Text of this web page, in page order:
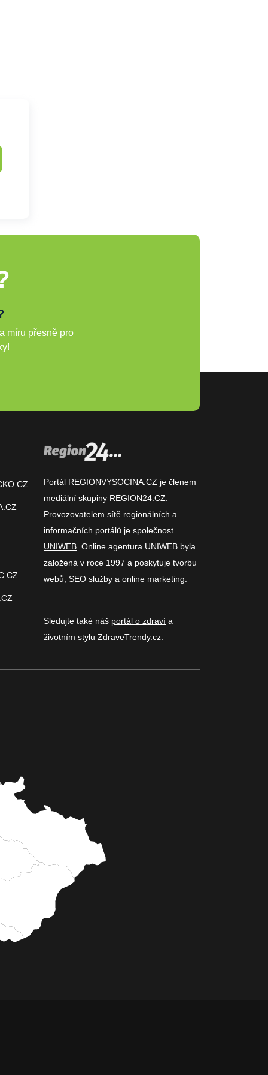
míru přesně pro
Portál REGIONVYSOCINA.CZ je členem
mediální skupiny REGION24.CZ
Provozovatelem sítě regionálních a
informačních portálů je společnost
UNIWEB . Online agentura UNIWEB byla
založená v roce 1997 a poskytuje tvorbu
webů, SEO služby a online marketing.
Sledujte také náš portál o zdraví a
životním stylu ZdraveTrendy.cz